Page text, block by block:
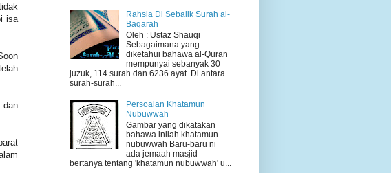
isa
dan
Rahsia Di Sebalik Surah al-
Baqarah
Oleh : Ustaz Shauqi
Sebagaimana yang
diketahui bahawa al-Quran
mempunyai sebanyak 30
juzuk, 114 surah dan 6236 ayat. Di antara
surah-surah...
Persoalan Khatamun
Nubuwwah
Gambar yang dikatakan
bahawa inilah khatamun
nubuwwah Baru-baru ni
ada jemaah masjid
bertanya tentang 'khatamun nubuwwah' u...